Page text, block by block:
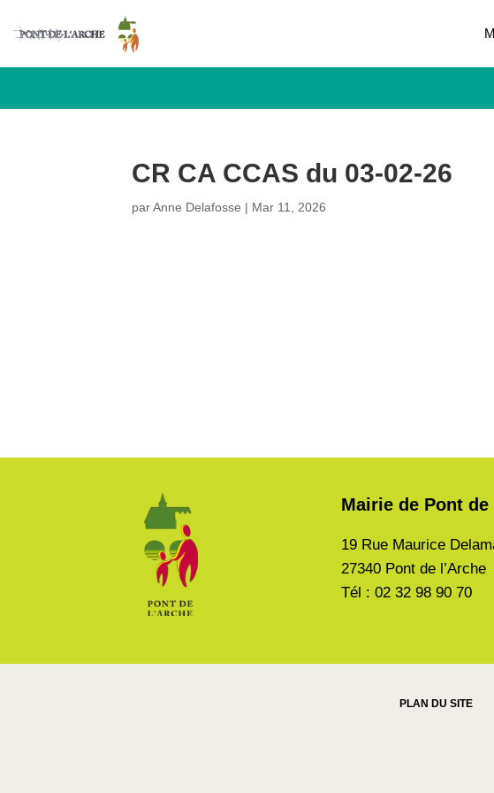
CR CA CCAS du 03-02-26
parAnne Delafosse | Mar 11, 2026
Mairie de Pont de
19 Rue Maurice
27340 Pont de l’Arche
Tél : 02 32 98 90 70
PLAN DU SITE